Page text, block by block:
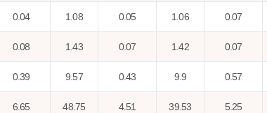
0.04 1.08 0.05 1.06 0.07
0.08 1.43 0.07 1.42 0.07
0.39 9.57 0.43 9.9 0.57
6.65 48.75 4.51 39.53 5.25